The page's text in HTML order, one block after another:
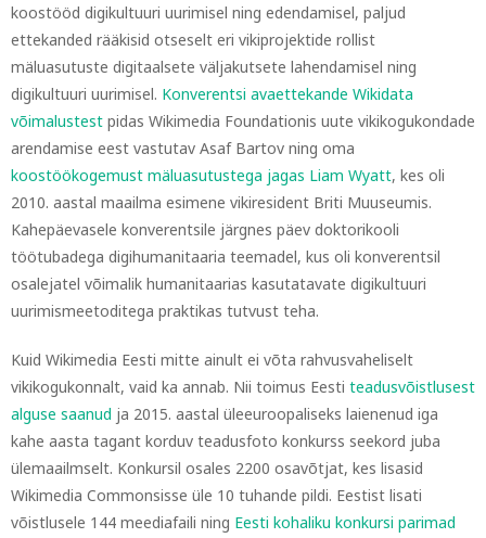
koostööd digikultuuri uurimisel ning edendamisel, paljud
ettekanded rääkisid otseselt eri vikiprojektide rollist
mäluasutuste digitaalsete väljakutsete lahendamisel ning
digikultuuri uurimisel. Konverentsi avaettekande Wikidata
võimalustest pidas Wikimedia Foundationis uute vikikogukondade
arendamise eest vastutav Asaf Bartov ning oma
koostöökogemust mäluasutustega jagas Liam Wyatt, kes oli
2010. aastal maailma esimene vikiresident Briti Muuseumis.
Kahepäevasele konverentsile järgnes päev doktorikooli
töötubadega digihumanitaaria teemadel, kus oli konverentsil
osalejatel võimalik humanitaarias kasutatavate digikultuuri
uurimismeetoditega praktikas tutvust teha.
Kuid Wikimedia Eesti mitte ainult ei võta rahvusvaheliselt
vikikogukonnalt, vaid ka annab. Nii toimus Eesti teadusvõistlusest
alguse saanud ja 2015. aastal üleeuroopaliseks laienenud iga
kahe aasta tagant korduv teadusfoto konkurss seekord juba
ülemaailmselt. Konkursil osales 2200 osavõtjat, kes lisasid
Wikimedia Commonsisse üle 10 tuhande pildi. Eestist lisati
võistlusele 144 meediafaili ning Eesti kohaliku konkursi parimad